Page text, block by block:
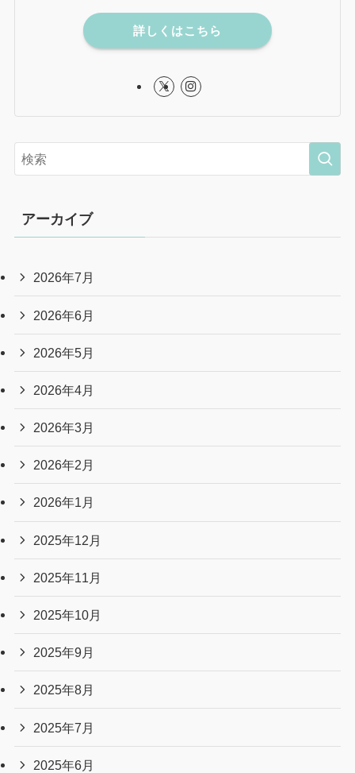
詳しくはこちら
アーカイブ
2026年7月
2026年6月
2026年5月
2026年4月
2026年3月
2026年2月
2026年1月
2025年12月
2025年11月
2025年10月
2025年9月
2025年8月
2025年7月
2025年6月